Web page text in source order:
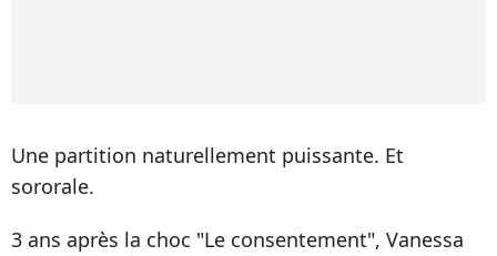
Une partition naturellement puissante. Et
sororale.
3 ans après la choc "Le consentement", Vanessa